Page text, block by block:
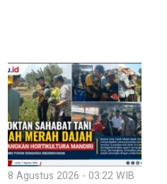
8 Agustus 2026 - 03:22 WIB